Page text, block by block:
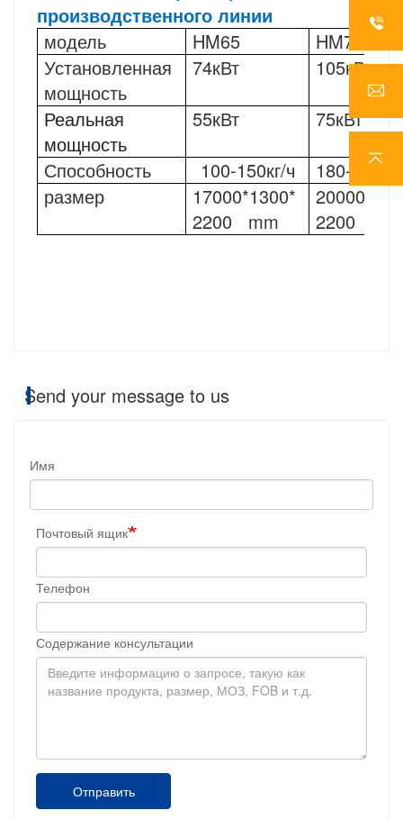
производственного линии
модель
HM65
HM70
Установленная
мощность
74кВт
105кВт
Реальная
мощность
55кВт
75кВт
Способность
100-150кг/ч
180-
размер
17000*1300*
2200   mm
2200   mm
Send your message to us
Имя
Почтовый ящик
Телефон
Содержание консультации
Отправить